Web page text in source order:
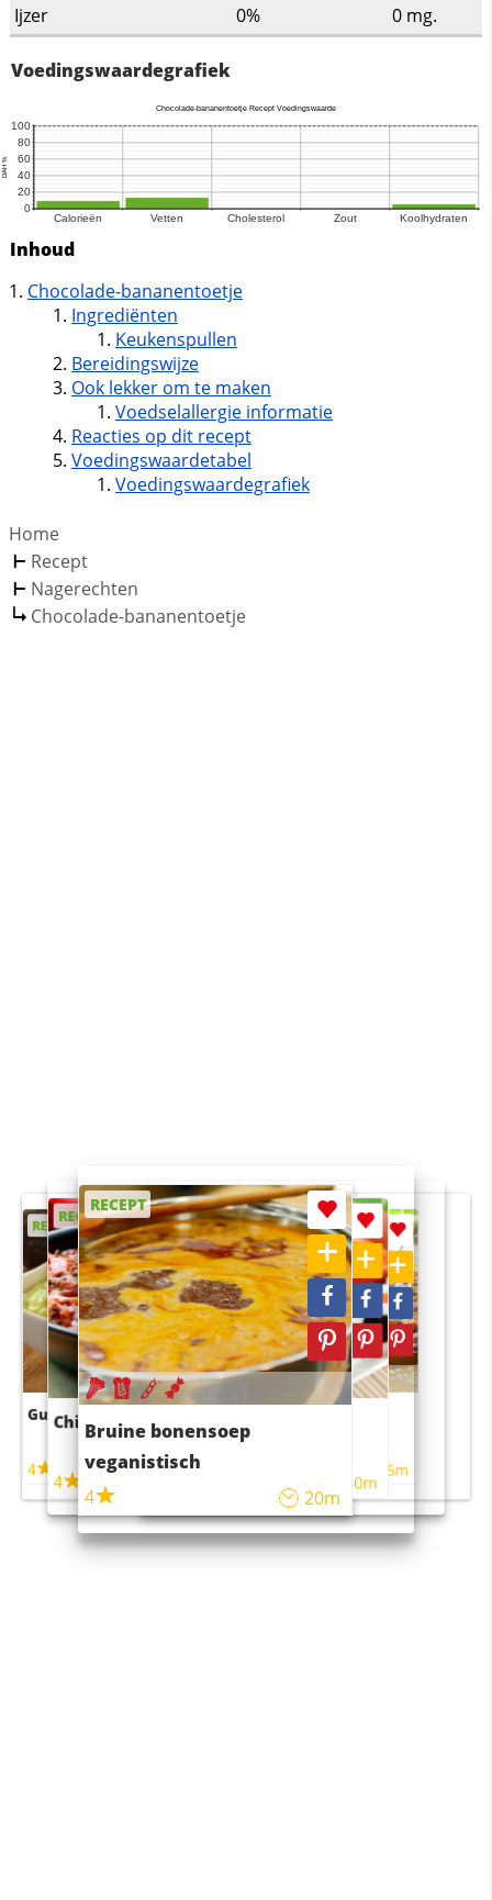
Ijzer 0% 0 mg.
Voedingswaardegrafiek
Inhoud
Chocolade-bananentoetje
Ingrediënten
Keukenspullen
Bereidingswijze
Ook lekker om te maken
Voedselallergie informatie
Reacties op dit recept
Voedingswaardetabel
Voedingswaardegrafiek
Home
Recept
Nagerechten
Chocolade-bananentoetje
RECEPT
Guacamole
4
RECEPT
Chili con carne
4 45m
RECEPT
Bruine bonensoep
veganistisch
4
20m
RECEPT
Sushi rijstsalade
maaltijdsalade
40m
RECEPT
4 55m